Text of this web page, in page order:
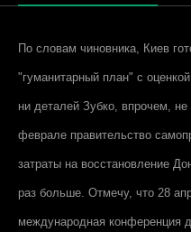
По словам чиновника, Киев
"гуманитарный план" с
ни деталей Зубко, впрочем,
феврале правительство
затраты на восстановление
раз больше. Отмечу, что 28
международная конференция